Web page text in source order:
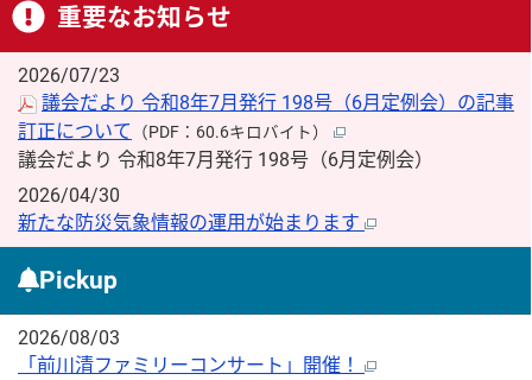
重要なお知らせ
2026/07/23
議会だより 令和8年7月発行 198号（6月定例会）の記事
訂正について （PDF：60.6キロバイト）
議会だより 令和8年7月発行 198号（6月定例会）
2026/04/30
新たな防災気象情報の運用が始まります
Pickup
2026/08/03
「前川清ファミリーコンサート」開催！